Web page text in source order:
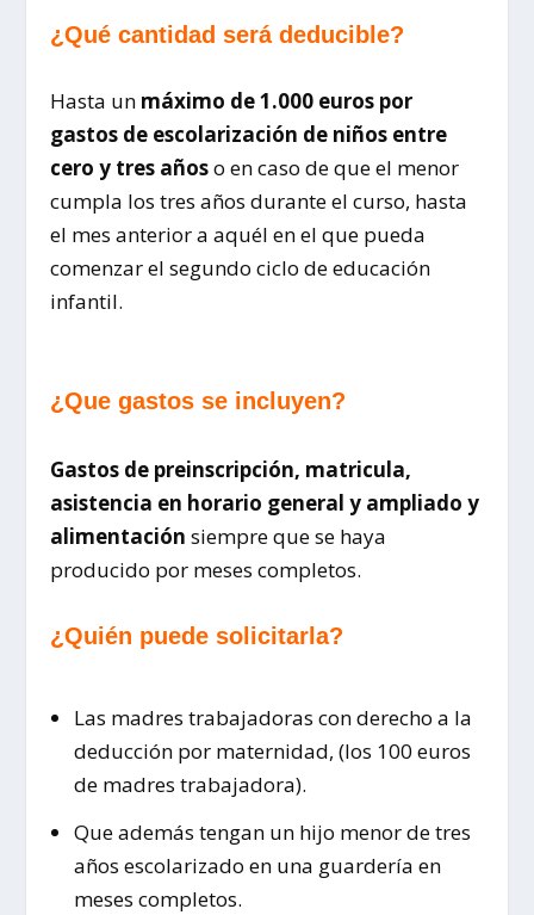
¿Qué cantidad será deducible?
Hasta un máximo de 1.000 euros por
gastos de escolarización de niños entre
cero y tres añoso en caso de que el menor
cumpla los tres años durante el curso, hasta
el mes anterior a aquél en el que pueda
comenzar el segundo ciclo de educación
infantil.
¿Que gastos se incluyen?
Gastos de preinscripción, matricula,
asistencia en horario general y ampliado y
alimentación siempre que se haya
producido por meses completos.
¿Quién puede solicitarla?
Las madres trabajadoras con derecho a la
deducción por maternidad, (los 100 euros
de madres trabajadora).
Que además tengan un hijo menor de tres
años escolarizado en una guardería en
meses completos.